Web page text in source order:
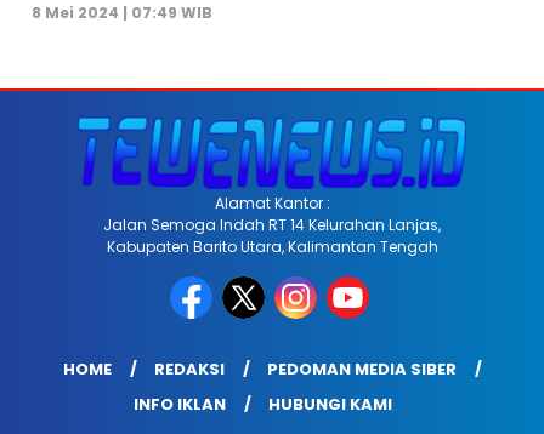
8 Mei 2024 | 07:49 WIB
Alamat Kantor :
Jalan Semoga Indah RT 14 Kelurahan Lanjas,
Kabupaten Barito Utara, Kalimantan Tengah
HOME REDAKSI
PEDOMAN MEDIA SIBER
INFO IKLAN
HUBUNGI KAMI